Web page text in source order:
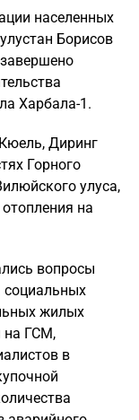
населенных
Борисов
Харбала-1.
Диринг
Горного
улуса,
на
вопросы
социальных
жилых
на ГСМ,
в